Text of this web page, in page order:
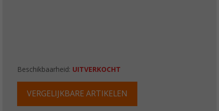
Beschikbaarheid: UITVERKOCHT
VERGELIJKBARE ARTIKELEN